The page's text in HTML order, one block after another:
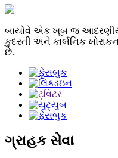
બાયોવે એક ખૂબ જ આદરણીય
કુદરતી અને કાર્બનિક
છે.
ગ્રાહક સેવા